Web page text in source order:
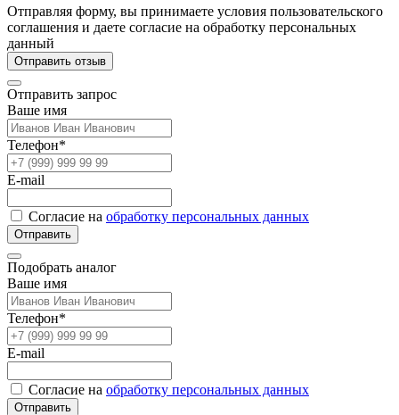
Отправляя форму, вы принимаете условия пользовательского
соглашения и даете согласие на обработку персональных
данный
Отправить отзыв
Отправить запрос
Ваше имя
Телефон*
E-mail
Согласие на обработку персональных данных
Отправить
Подобрать аналог
Ваше имя
Телефон*
E-mail
Согласие на обработку персональных данных
Отправить